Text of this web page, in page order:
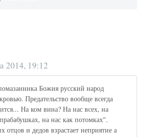
2014, 19:12
Божия русский народ
Предательство вообще всегда
На ком вина? На нас всех, на
на нас как потомках".
отцов и дедов взрастает неприятие а